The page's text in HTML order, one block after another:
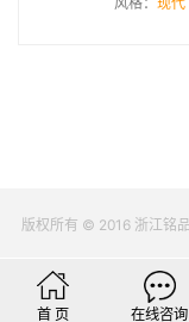
版权所有 © 2016 浙江铭
首 页 在线咨询